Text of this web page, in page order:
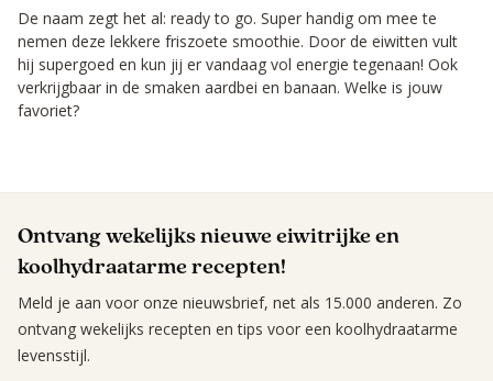
De naam zegt het al: ready to go. Super handig om mee te
nemen deze lekkere friszoete smoothie. Door de eiwitten vult
hij supergoed en kun jij er vandaag vol energie tegenaan! Ook
verkrijgbaar in de smaken aardbei en banaan. Welke is jouw
favoriet?
Ontvang wekelijks nieuwe eiwitrijke en
koolhydraatarme recepten!
Meld je aan voor onze nieuwsbrief, net als 15.000 anderen. Zo
ontvang wekelijks recepten en tips voor een koolhydraatarme
levensstijl.